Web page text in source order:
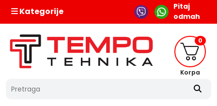
Kategorije
Pitaj
odmah
0
Korpa